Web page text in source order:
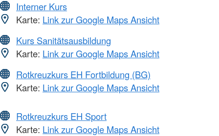
Interner Kurs
Karte: Link zur Google Maps Ansicht
Kurs Sanitätsausbildung
Karte: Link zur Google Maps Ansicht
Rotkreuzkurs EH Fortbildung (BG)
Karte: Link zur Google Maps Ansicht
Rotkreuzkurs EH Sport
Karte: Link zur Google Maps Ansicht